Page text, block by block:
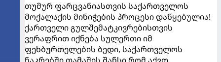
თუმურ ფარცვანიასთვის საქართველოს
მოქალაქის მინიჭების პროცესი დაწყებულია!
ქართველი გულშემატკივრებისთვის
ვერაფრით იქნება სულერთი იმ
ფეხბურთელების ბედი, საქართველოს